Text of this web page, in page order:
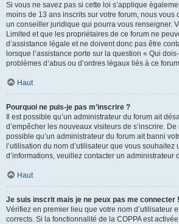
Si vous ne savez pas si cette loi s’applique
moins de 13 ans inscrits sur votre forum, nous vous
un conseiller juridique qui pourra vous renseigner.
Limited et que les propriétaires de ce forum ne
d’assistance légale et ne doivent donc pas être
lorsque l’assistance porte sur la question « Qui
problèmes d’abus ou d’ordres légaux liés à ce
Haut
Pourquoi ne puis-je pas m’inscrire ?
Il est possible qu’un administrateur du forum ait
d’empêcher les nouveaux visiteurs de s’inscrire.
possible qu’un administrateur du forum ait banni
l’utilisation du nom d’utilisateur que vous souhaitez
d’informations, veuillez contacter un administrateur
Haut
Je suis inscrit mais je ne peux pas me connecter !
Vérifiez en premier lieu que votre nom d’utilisateur
corrects. Si la fonctionnalité de la COPPA est